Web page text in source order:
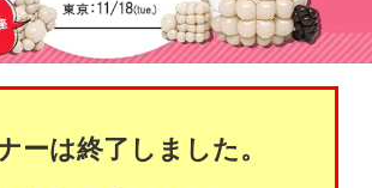
ーは終了しました。